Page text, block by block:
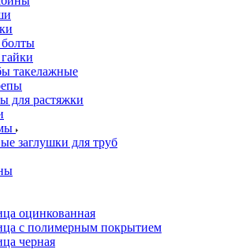
такелажные
для растяжки
заглушки для труб
оцинкованная
с полимерным покрытием
черная